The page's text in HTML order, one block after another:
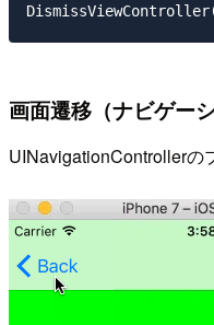
画面遷移（ナビゲーシ
UINavigationControllerの